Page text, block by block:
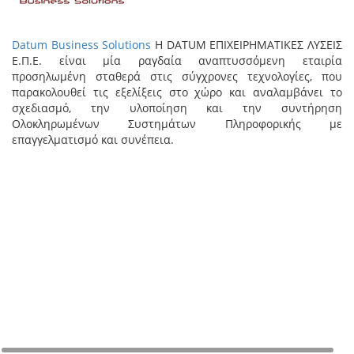
Datum Business Solutions Η DATUM ΕΠΙΧΕΙΡΗΜΑΤΙΚΕΣ ΛΥΣΕΙΣ
Ε.Π.Ε. είναι μία ραγδαία αναπτυσσόμενη εταιρία
προσηλωμένη σταθερά στις σύγχρονες τεχνολογίες, που
παρακολουθεί τις εξελίξεις στο χώρο και αναλαμβάνει το
σχεδιασμό, την υλοποίηση και την συντήρηση
Ολοκληρωμένων Συστημάτων Πληροφορικής με
επαγγελματισμό και συνέπεια.